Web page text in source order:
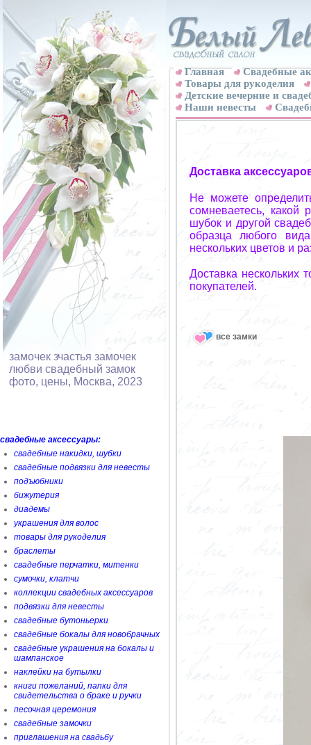
замочек зчастья замочек
любви свадебный замок
фото, цены, Москва, 2023
свадебные аксессуары:
свадебные накидки, шубки
свадебные подвязки для невесты
подъюбники
бижутерия
диадемы
украшения для волос
товары для рукоделия
браслеты
свадебные перчатки, митенки
сумочки, клатчи
коллекции свадебных аксессуаров
подвязки для невесты
свадебные бутоньерки
свадебные бокалы для новобрачных
свадебные украшения на бокалы и
шампанское
наклейки на бутылки
книги пожеланий, папки для
свидетельства о браке и ручки
песочная церемония
свадебные замочки
приглашения на свадьбу
Главная
Свадебные
Товары для рукоделия
Детские вечерние и
Наши невесты
Доставка
Не можете
сомневаетесь, какой
шубок и другой
образца любого
нескольких цветов и
Доставка нескольких
покупателей.
все замки